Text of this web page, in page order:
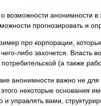
о возможности
прогнозировать и
про корпорации,
либо захочется.
(а также
анонимности важно не
некоторые основания
и управлять вами,